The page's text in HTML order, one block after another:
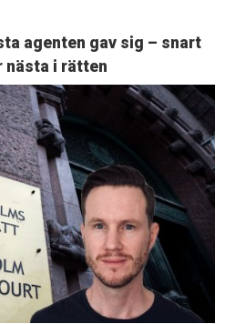
agenten gav sig – snart
nästa i rätten